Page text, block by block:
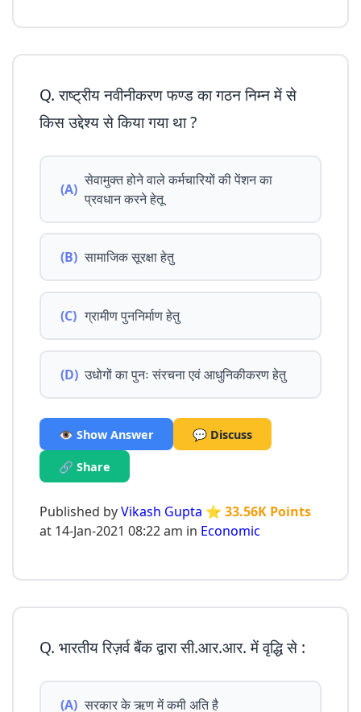
Q. राष्ट्रीय नवीनीकरण फण्ड का गठन निम्न में से
किस उद्देश्य से किया गया था ?
(A)
सेवामुक्त होने वाले कर्मचारियों की पेंशन का
प्रवधान करने हेतू
(B) सामाजिक सूरक्षा हेतु
(C) ग्रामीण पुननिर्माण हेतु
(D) उधोगों का पुनः संरचना एवं आधुनिकीकरण हेतु
👁️ Show Answer 💬 Discuss
🔗 Share
Published byVikash Gupta ⭐ 33.56K Points
at 14-Jan-2021 08:22 am in Economic
Q. भारतीय रिज़र्व बैंक द्वारा सी.आर.आर. में वृद्धि से :
(A) सरकार के ऋण में कमी अति है